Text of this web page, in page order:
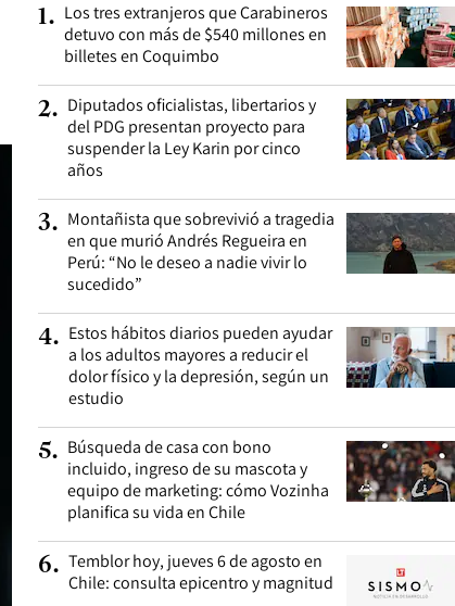
1. Los tres extranjeros que Carabineros
detuvo con más de $540 millones en
billetes en Coquimbo
2. Diputados oficialistas, libertarios y
del PDG presentan proyecto para
suspender la Ley Karin por cinco
años
3. Montañista que sobrevivió a tragedia
en que murió Andrés Regueira en
Perú: “No le deseo a nadie vivir lo
sucedido”
4. Estos hábitos diarios pueden ayudar
a los adultos mayores a reducir el
dolor físico y la depresión, según un
estudio
5. Búsqueda de casa con bono
incluido, ingreso de su mascota y
equipo de marketing: cómo Vozinha
planifica su vida en Chile
6. Temblor hoy, jueves 6 de agosto en
Chile: consulta epicentro y magnitud